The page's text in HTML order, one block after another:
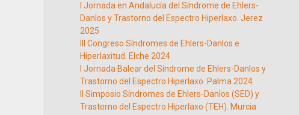
I Jornada en Andalucía del Síndrome de Ehlers-
Danlos y Trastorno del Espectro Hiperlaxo. Jerez
2025
III Congreso Síndromes de Ehlers-Danlos e
Hiperlaxitud. Elche 2024
I Jornada Balear del Síndrome de Ehlers-Danlos y
Trastorno del Espectro Hiperlaxo. Palma 2024
II Simposio Síndromes de Ehlers-Danlos (SED) y
Trastorno del Espectro Hiperlaxo (TEH). Murcia